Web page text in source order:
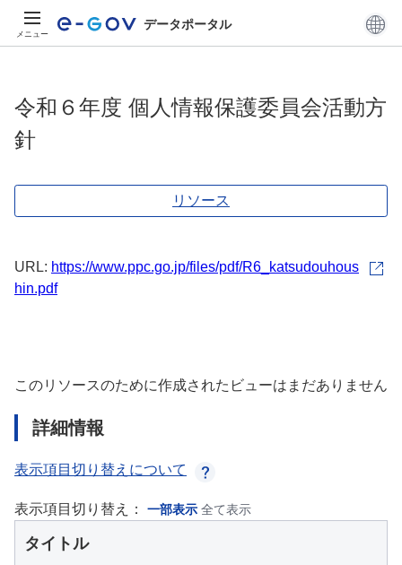
メニュー
データポータル
令和６年度 個人情報保護委員会活動方
針
リソース
URL: https://www.ppc.go.jp/files/pdf/R6_katsudouhous
hin.pdf
このリソースのために作成されたビューはまだありません
詳細情報
表示項目切り替えについて
表示項目切り替え： 一部表示 全て表示
タイトル